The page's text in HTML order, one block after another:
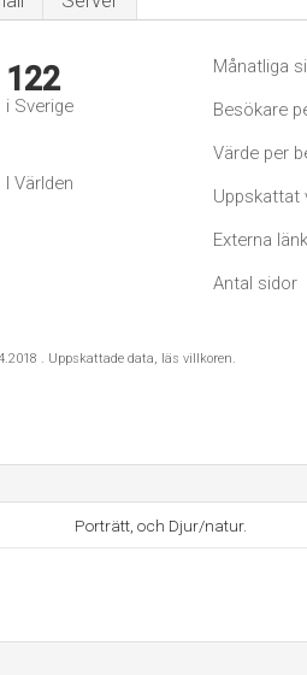
i Sverige
I Världen
Månatliga
Besökare
Värde per
Uppskattat
Externa
Antal sidor
. Uppskattade data, läs villkoren.
Porträtt, och Djur/natur.